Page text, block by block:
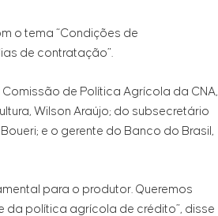
o tema “Condições de
de contratação”.
de Política Agrícola da CNA,
Wilson Araújo; do subsecretário
e o gerente do Banco do Brasil,
para o produtor. Queremos
da política agrícola de crédito”, disse